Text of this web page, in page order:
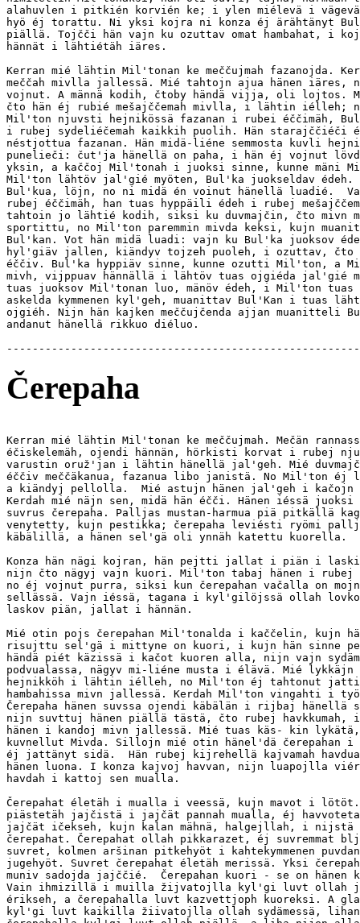
alahuvlen i pitkién korvién ke; i ylen miélevä i
hyö éj torattu. Ni yksi kojra ni konza éj ärähtänyt
piällä. Tojčči hän vajn ku ozuttav omat hambahat, i
hännät i lähtiétäh iäres.
Kerran mié lähtin Mil'tonan ke meččujmah fazanojda.
meččah mivlla jallessä. Mié tahtojn ajua hänen iäres,
vojnut. A männä kodih, čtoby händä vijja, oli lojtos.
čto hän éj rubié mešajččemah mivlla, i lähtin iélleh;
Mil'ton njuvsti hejnikössä fazanan i rubei éččimäh,
i rubej sydeliéčemah kaikkih puolih. Hän starajččiéči
néstjottua fazanan. Hän midä-liéne semmosta kuvli
punelieči: čut'ja hänellä on paha, i hän éj vojnut
yksin, a kaččoj Mil'tonah i juoksi sinne, kunne mäni
Mil'ton lähtöv jal'gié myöten, Bul'ka juokseldav
Bul'kua, löjn, no ni midä én voinut hänellä luadié.
rubej éččimäh, han tuas hyppäili édeh i rubej
tahtoin jo lähtié kodih, siksi ku duvmajčin, čto mivn
sportittu, no Mil'ton paremmin mivda keksi, kujn
Bul'kan. Vot hän midä luadi: vajn ku Bul'ka juoksov
hyl'giäv jallen, kiändyv tojzeh puoleh, i ozuttav, čto
éččiv. Bul'ka hyppiäv sinne, kunne ozutti Mil'ton, a
mivh, vijppuav hännällä i lähtöv tuas ojgiéda jal'gié
tuas juoksov Mil'tonan luo, mänöv édeh, i Mil'ton tuas
askelda kymmenen kyl'geh, muanittav Bul'Kan i tuas
ojgiéh. Nijn hän kajken meččujčenda ajjan muanitteli
andanut hänellä rikkuo diéluo.
Čerepaha
Kerran mié lähtin Mil'tonan ke meččujmah. Mečän
éčiskelemäh, ojendi hännän, hörkisti korvat i rubej
varustin oruž'jan i lähtin hänellä jal'geh. Mié
éččiv meččäkanua, fazanua libo janistä. No Mil'ton éj
a kiändyj pellolla.  Mié astujn hänen jal'geh i kačojn
Kerdah mié näjn sen, midä hän éčči. Hänen iéssä juoksi
suvrus čerepaha. Palljas mustan-harmua piä pitkällä
venytetty, kujn pestikka; čerepaha leviésti ryömi
käbälillä, a hänen sel'gä oli ynnäh katettu kuorella.
Konza hän nägi kojran, hän pejtti jallat i piän i
nijn čto nägyj vajn kuori. Mil'ton tabaj hänen i rubej
no éj vojnut purra, siksi kun čerepahan vačalla on
sellässä. Vajn iéssä, tagana i kyl'gilöjssä ollah lovkot,
laskov piän, jallat i hännän.
Mié otin pojs čerepahan Mil'tonalda i kaččelin, kujn
risujttu sel'gä i mittyne on kuori, i kujn hän sinne
händä piét käzissä i kačot kuoren alla, nijn vajn
podvualassa, nägyv mi-liéne musta i élävä. Mié lykkäjn
hejnikköh i lähtin iélleh, no Mil'ton éj tahtonut
hambahissa mivn jallessä. Kerdah Mil'ton vingahti i
Čerepaha hänen suvssa ojendi käbälän i rijbaj hänellä
nijn suvttuj hänen piällä tästä, čto rubej havkkumah, i
hänen i kandoj mivn jallessä. Mié tuas käs- kin
kuvnellut Mivda. Sillojn mié otin hänel'dä čerepahan i
éj jattänyt sidä.  Hän rubej kijrehellä kajvamah
hänen luona. I konza kajvoj havvan, nijn luapojlla
havdah i kattoj sen mualla.
Čerepahat életäh i mualla i veessä, kujn mavot i lötöt.
piästetäh jajčistä i jajčät pannah mualla, éj
jajčät ičekseh, kujn kalan mähnä, halgejllah, i nijstä
čerepahat. Čerepahat ollah pikkarazet, éj suvremmat
suvret, kolmen aršinan pitkehyöt i kahtekymmenen puvdan
jugehyöt. Suvret čerepahat életäh merissä. Yksi
muniv sadojda jajččié.  Čerepahan kuori - se on
Vain ihmizillä i muilla žijvatojlla kyl'gi luvt ollah
érikseh, a čerepahalla luvt kazvettjoph kuoreksi. A
kyl'gi luvt kaikilla žiivatojlla ollah sydämessä,